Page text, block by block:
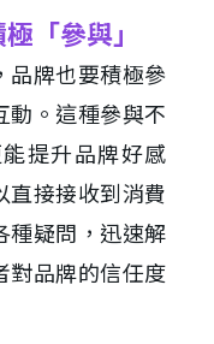
「參與」
品牌也要積極參
動。這種參與不
提升品牌好感
直接接收到消費
種疑問，迅速解
對品牌的信任度